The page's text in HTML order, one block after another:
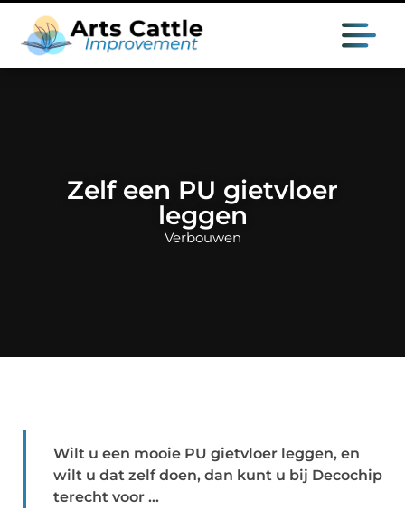
Zelf een PU gietvloer
leggen
Verbouwen
Wilt u een mooie PU gietvloer leggen, en
wilt u dat zelf doen, dan kunt u bij Decochip
terecht voor ...